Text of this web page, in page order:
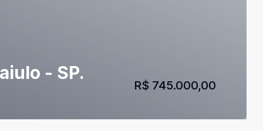
- SP.
R$ 745.000,00